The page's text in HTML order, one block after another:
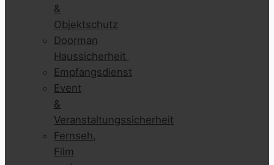
&
Objektschutz
Doorman
Haussicherheit
Empfangsdienst
Event
&
Veranstaltungssicherheit
Fernseh,
Film